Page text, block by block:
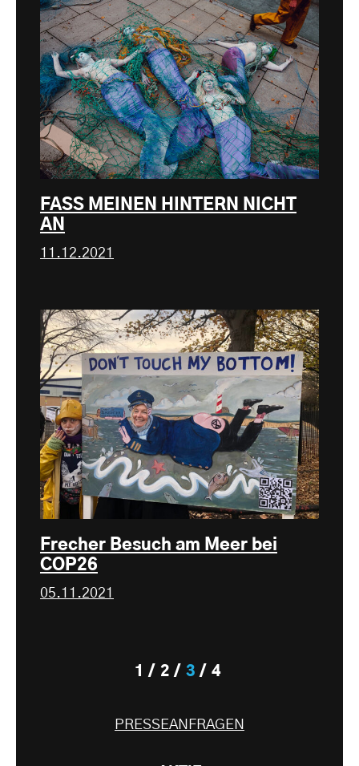
FASS MEINEN HINTERN NICHT
AN
11.12.2021
Frecher Besuch am Meer bei
COP26
05.11.2021
1 2 3 4
PRESSEANFRAGEN